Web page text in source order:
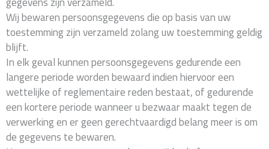
Wij bewaren persoonsgegevens die op basis van uw
toestemming zijn verzameld zolang uw toestemming geldig
blijft.
In elk geval kunnen persoonsgegevens gedurende een
langere periode worden bewaard indien hiervoor een
wettelijke of reglementaire reden bestaat, of gedurende
een kortere periode wanneer u bezwaar maakt tegen de
verwerking en er geen gerechtvaardigd belang meer is om
de gegevens te bewaren.